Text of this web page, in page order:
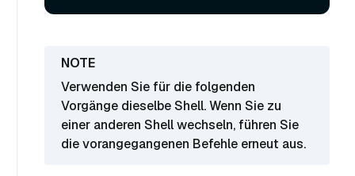
Verwenden Sie für die folgenden
Vorgänge dieselbe Shell. Wenn Sie zu
einer anderen Shell wechseln, führen Sie
die vorangegangenen Befehle erneut aus.